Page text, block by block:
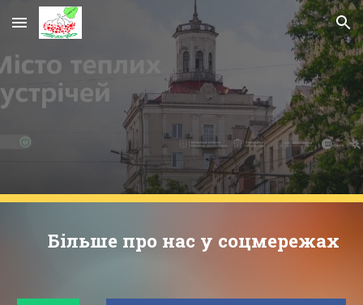
Skip to main content Skip to navigation
Більше про нас у соцмережах